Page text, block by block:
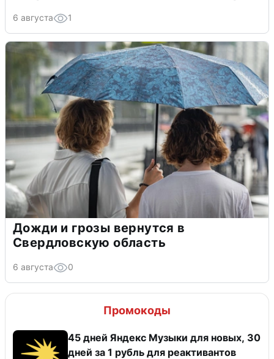
6 августа 1
Дожди и грозы вернутся в
Свердловскую область
6 августа 0
Промокоды
45 дней Яндекс Музыки для новых, 30
дней за 1 рубль для реактивантов